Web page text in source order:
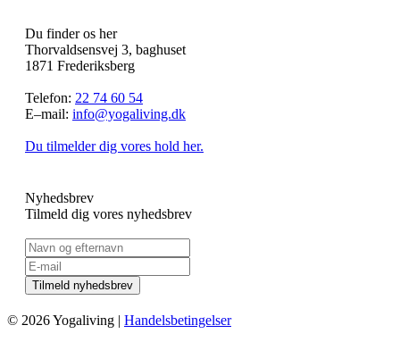
Du finder os her
Thorvaldsensvej 3, baghuset
1871 Frederiksberg
Telefon: 22 74 60 54
E–mail: info@yogaliving.dk
Du tilmelder dig vores hold her.
Nyhedsbrev
Tilmeld dig vores nyhedsbrev
© 2026 Yogaliving | Handelsbetingelser